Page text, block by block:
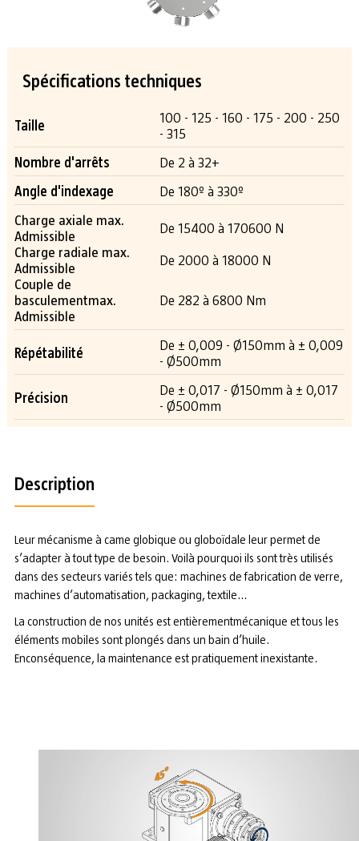
Spécifications techniques
Taille
100 - 125 - 160 - 175 - 200 - 250
- 315
Nombre d'arrêts
De 2 à 32+
Angle d'indexage
De 180º à 330º
Charge axiale max.
Admissible
De 15400 à 170600 N
Charge radiale max.
Admissible
De 2000 à 18000 N
Couple de
basculementmax.
Admissible
De 282 à 6800 Nm
Répétabilité
De ± 0,009 - Ø150mm à ± 0,009
- Ø500mm
Précision
De ± 0,017 - Ø150mm à ± 0,017
- Ø500mm
Description
Leur mécanisme à came globique ou globoïdale leur permet de
s’adapter à tout type de besoin. Voilà pourquoi ils sont très utilisés
dans des secteurs variés tels que: machines de fabrication de verre,
machines d’automatisation, packaging, textile...
La construction de nos unités est entièrementmécanique et tous les
éléments mobiles sont plongés dans un bain d’huile.
Enconséquence, la maintenance est pratiquement inexistante.